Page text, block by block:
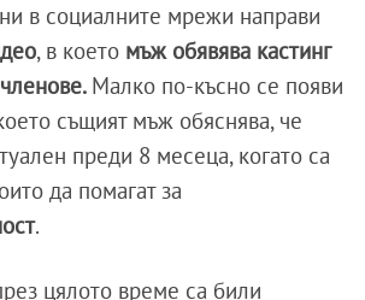
в социалните мрежи направи
, в което мъж обявява кастинг
Малко по-късно се появи
същият мъж обяснява, че
преди 8 месеца, когато са
да помагат за
.
цялото време са били